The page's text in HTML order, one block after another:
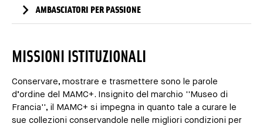
AMBASCIATORI PER PASSIONE
MISSIONI ISTITUZIONALI
Conservare, mostrare e trasmettere sono le parole
d’ordine del MAMC+. Insignito del marchio ''Museo di
Francia'', il MAMC+ si impegna in quanto tale a curare le
sue collezioni conservandole nelle migliori condizioni per